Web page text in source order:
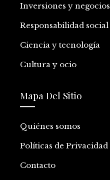
Inversiones y negocios
Responsabilidad social
Ciencia y tecnología
Cultura y ocio
Mapa Del Sitio
Quiénes somos
Políticas de Privacidad
Contacto